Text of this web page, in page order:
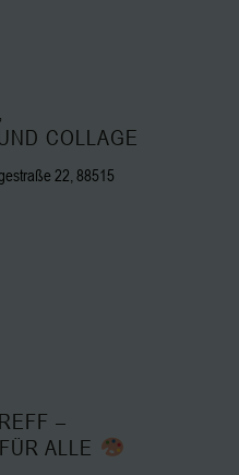
COLLAGE
22, 88515
–
ALLE